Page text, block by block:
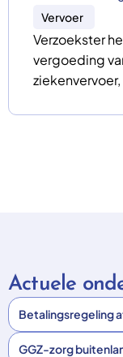
Vervoer
Verzoekster
vergoeding
Actuele
Betalingsregeling
GGZ-zorg